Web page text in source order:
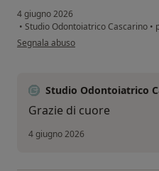
4 giugno 2026
• Studio Odontoiatrico Cascarino •
secondo l'opinione dell'utente M.D
Segnala abuso
Studio Odontoiatrico
Grazie di cuore
4 giugno 2026